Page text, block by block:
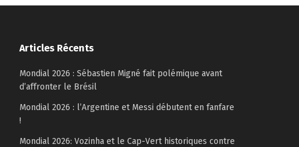
Articles Récents
Mondial 2026 : Sébastien Migné fait polémique avant
d’affronter le Brésil
Mondial 2026 : l’Argentine et Messi débutent en fanfare
!
Mondial 2026: Vozinha et le Cap-Vert historiques contre